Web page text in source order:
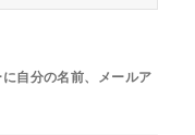
自分の名前、メールア